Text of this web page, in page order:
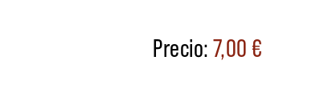
7,00€